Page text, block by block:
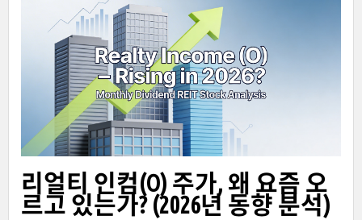
리얼티 인컴(O) 주가, 왜 요즘 오
르고 있는가? (2026년 동향 분석)